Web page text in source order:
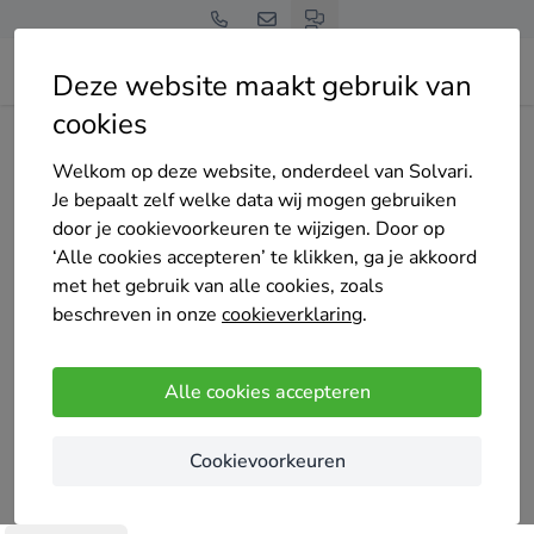
Deze website maakt gebruik van
cookies
Welkom op deze website, onderdeel van Solvari.
Je bepaalt zelf welke data wij mogen gebruiken
door je cookievoorkeuren te wijzigen. Door op
‘Alle cookies accepteren’ te klikken, ga je akkoord
met het gebruik van alle cookies, zoals
beschreven in onze cookieverklaring.
Alle cookies accepteren
Cookievoorkeuren
Home Bedrijven overzicht
Heat Solutions GCV
SOLUTIONS GCV, sinds 2009 en reeds met meer